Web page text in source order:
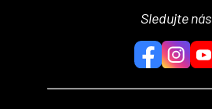
Sledujte nás